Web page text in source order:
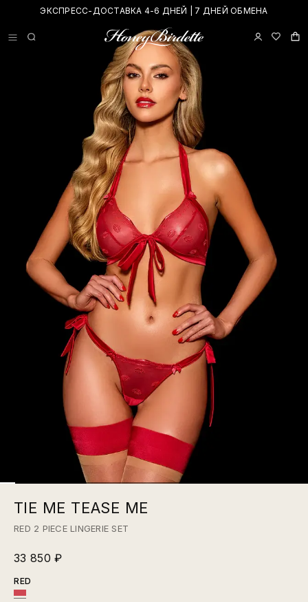
ЭКСПРЕСС-ДОСТАВКА 4-6 ДНЕЙ | 7 ДНЕЙ ОБМЕНА
TIE ME TEASE ME
RED 2 PIECE LINGERIE SET
33 850 ₽
RED